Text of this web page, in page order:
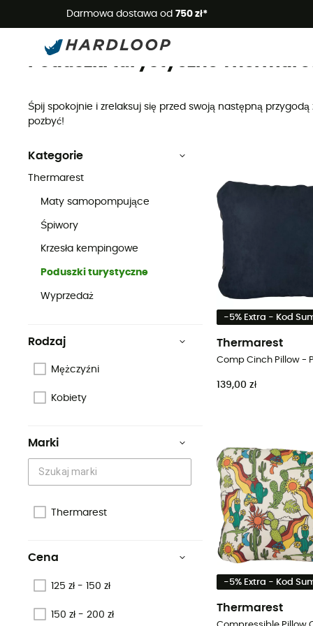
Darmowa dostawa od 750 zł*
Marki Thermarest Poduszki turystyczne
Poduszki turystyczne
Śpij spokojnie i zrelaksuj się przed swoją następną
pozbyć!
Kategorie
Thermarest
Maty samopompujące
Śpiwory
Krzesła kempingowe
Poduszki turystyczne
Wyprzedaż
Rodzaj
Mężczyźni
Kobiety
Marki
Thermarest
Cena
125 zł - 150 zł
150 zł - 200 zł
-5% Extra - Kod
Thermarest
Comp Cinch Pillow -
139,00 zł
-5% Extra - Kod
Thermarest